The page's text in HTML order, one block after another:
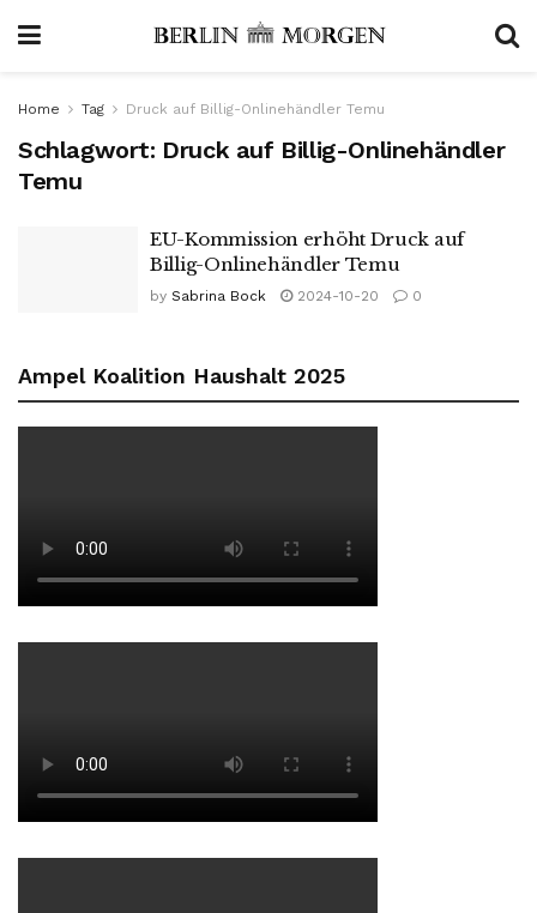
Home Tag Druck auf Billig-Onlinehändler Temu
Schlagwort: Druck auf Billig-Onlinehändler
Temu
EU-Kommission erhöht Druck auf
Billig-Onlinehändler Temu
by Sabrina Bock 2024-10-20 0
Ampel Koalition Haushalt 2025